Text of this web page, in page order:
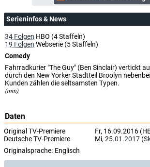
Serieninfos & News
34 Folgen HBO (4 Staffeln)
19 Folgen Webserie (5 Staffeln)
Comedy
Fahrradkurier "The Guy" (Ben Sinclair) vertickt
durch den New Yorker Stadtteil Broolyn
Kunden zählen die seltsamsten Typen.
(mm)
Daten
Original TV-Premiere
Fr, 16.09.2016
Deutsche TV-Premiere
Mi, 25.01.2017 (
Originalsprache: Englisch